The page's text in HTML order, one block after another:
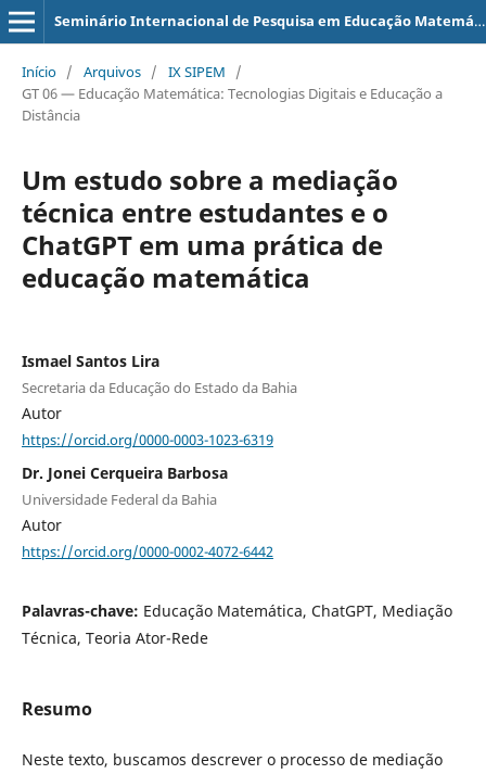
Seminário Internacional de Pesquisa em Educação Matemática
Início / Arquivos / IX SIPEM
/
GT 06 — Educação Matemática: Tecnologias Digitais e Educação a
Distância
Um estudo sobre a mediação
técnica entre estudantes e o
ChatGPT em uma prática de
educação matemática
Ismael Santos Lira
Secretaria da Educação do Estado da Bahia
Autor
https://orcid.org/0000-0003-1023-6319
Dr. Jonei Cerqueira Barbosa
Universidade Federal da Bahia
Autor
https://orcid.org/0000-0002-4072-6442
Palavras-chave: Educação Matemática, ChatGPT, Mediação
Técnica, Teoria Ator-Rede
Resumo
Neste texto, buscamos descrever o processo de mediação